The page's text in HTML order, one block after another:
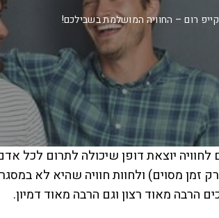
רום – החוויה המושלמת בשבילכם!
לחוויה יוצאת דופן שיכולה לתרום לכל
זמן מסוים) ולחוות חוויה שהיא לא
הרבה מאוד רצון וגם הרבה מאוד דמיון.